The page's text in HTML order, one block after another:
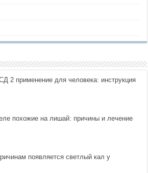
2 применение для человека: инструкция
похожие на лишай: причины и лечение
появляется светлый кал у